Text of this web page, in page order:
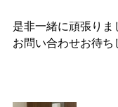
是非一緒に頑張りま
お問い合わせお待ち